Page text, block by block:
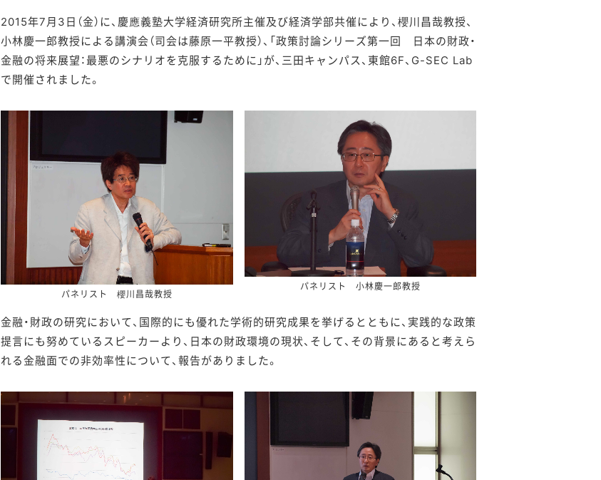
2015年7月3日（金）に、慶應義塾大学経済研究所主催及び経済学部共催により、櫻川昌哉教授、
小林慶一郎教授による講演会（司会は藤原一平教授）、「政策討論シリーズ第一回 日本の財政・
金融の将来展望：最悪のシナリオを克服するために」が、三田キャンパス、東館6F、G-SEC Lab
で開催されました。
パネリスト 櫻川昌哉教授
パネリスト 小林慶一郎教授
金融・財政の研究において、国際的にも優れた学術的研究成果を挙げるとともに、実践的な政策
提言にも努めているスピーカーより、日本の財政環境の現状、そして、その背景にあると考えら
れる金融面での非効率性について、報告がありました。